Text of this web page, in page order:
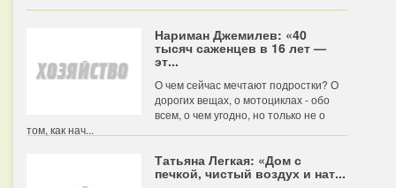
Нариман Джемилев: «40
тысяч саженцев в 16 лет —
эт...
О чем сейчас мечтают подростки? О
дорогих вещах, о мотоциклах - обо
всем, о чем угодно, но только не о
том, как нач...
Татьяна Легкая: «Дом с
печкой, чистый воздух и нат...